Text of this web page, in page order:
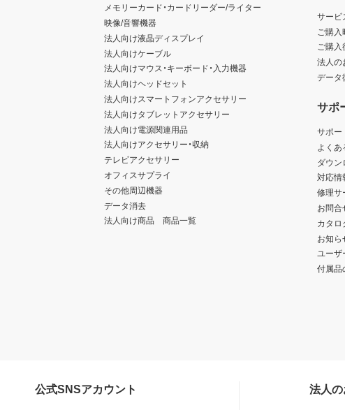
メモリーカード・カードリーダー/ライター
映像/音響機器
法人向け液晶ディスプレイ
法人向けケーブル
法人向けマウス・キーボード・入力機器
法人向けヘッドセット
法人向けスマートフォンアクセサリー
法人向けタブレットアクセサリー
法人向け電源関連用品
法人向けアクセサリー・収納
テレビアクセサリー
オフィスサプライ
その他周辺機器
データ消去
法人向け商品 商品一覧
サービ
ご購
ご購入
法人の
データ
サポ
サポー
よくあ
ダウン
対応情
修理サ
お問合
カタロ
お知ら
ユーザ
付属品
公式SNSアカウント 法人